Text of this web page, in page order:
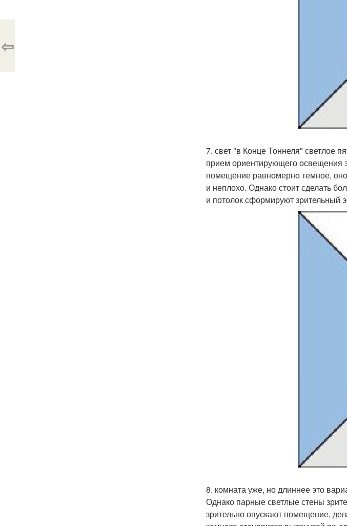
7. свет "в Конце Тоннеля" светлое
прием ориентирующего освещения
помещение равномерно темное,
и неплохо. Однако стоит сделать
и потолок сформируют зрительный
8. комната уже, но длиннее это
Однако парные светлые стены
зрительно опускают помещение,
⇦